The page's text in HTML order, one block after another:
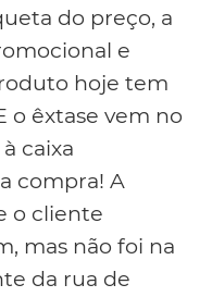
do preço, a
e
hoje tem
o êxtase vem no
caixa
compra! A
o cliente
mas não foi na
da rua de